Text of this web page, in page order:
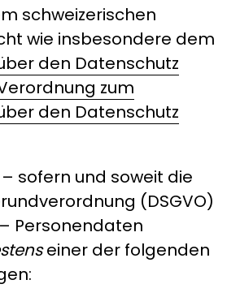
schweizerischen
wie insbesondere dem
den Datenschutz
zum
den Datenschutz
sofern und soweit die
(DSGVO)
Personendaten
einer der folgenden